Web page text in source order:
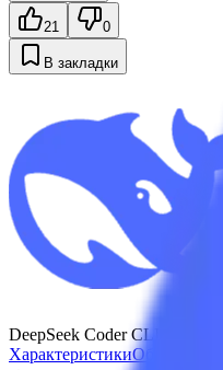
21 0
В закладки
DeepSeek Coder CLI
ХарактеристикиОбзор